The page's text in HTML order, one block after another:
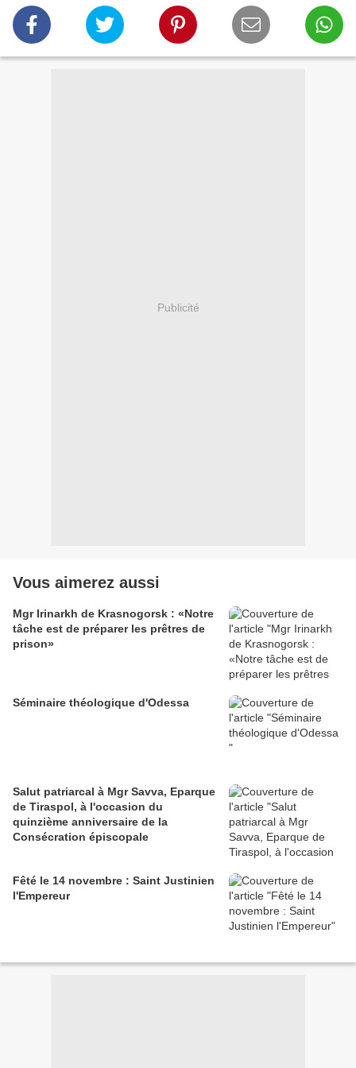
Publicité
Vous aimerez aussi
Mgr Irinarkh de Krasnogorsk : «Notre
tâche est de préparer les prêtres de
prison»
Séminaire théologique d'Odessa
Salut patriarcal à Mgr Savva, Eparque
de Tiraspol, à l'occasion du
quinzième anniversaire de la
Consécration épiscopale
Fêté le 14 novembre : Saint Justinien
l'Empereur